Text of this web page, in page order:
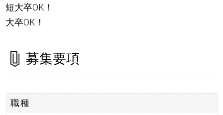
短大卒OK！
大卒OK！
募集要項
職種